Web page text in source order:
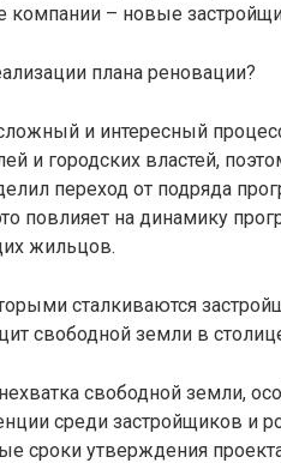
компании – новые
плана реновации?
и интересный
и городских властей,
переход от подряда
повлияет на динамику
жильцов.
сталкиваются
свободной земли в
свободной земли,
среди застройщиков и
сроки утверждения